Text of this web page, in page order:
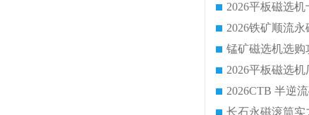
锰矿磁选机选购